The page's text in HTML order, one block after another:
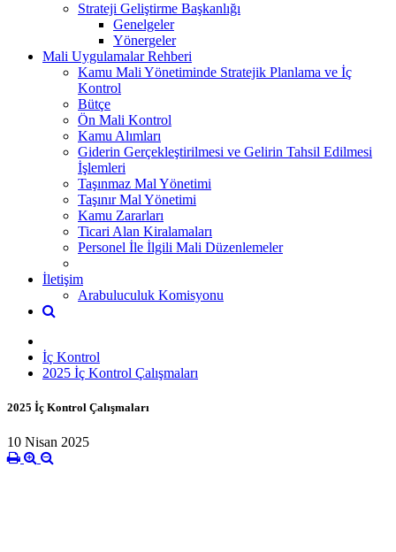
Strateji Geliştirme Başkanlığı
Genelgeler
Yönergeler
Mali Uygulamalar Rehberi
Kamu Mali Yönetiminde Stratejik Planlama ve İç
Kontrol
Bütçe
Ön Mali Kontrol
Kamu Alımları
Giderin Gerçekleştirilmesi ve Gelirin Tahsil Edilmesi
İşlemleri
Taşınmaz Mal Yönetimi
Taşınır Mal Yönetimi
Kamu Zararları
Ticari Alan Kiralamaları
Personel İle İlgili Mali Düzenlemeler
İletişim
Arabuluculuk Komisyonu
İç Kontrol
2025 İç Kontrol Çalışmaları
2025 İç Kontrol Çalışmaları
10 Nisan 2025